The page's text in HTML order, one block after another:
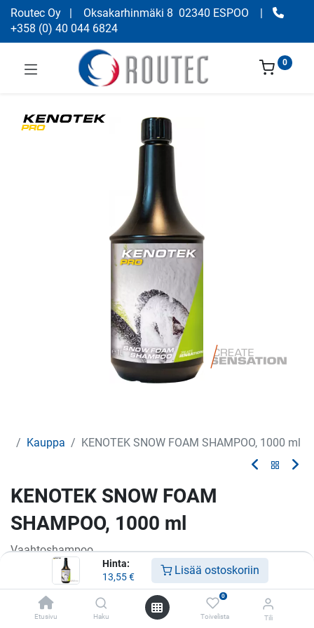
Hinta:
13,55€ Lisää ostoskoriin
Etusivu Haku
0
Toivelista Tili
Routec Oy | Oksakarhinmäki 8 02340 ESPOO
|
+358 (0) 40 044 6824
0
Kauppa KENOTEK SNOW FOAM SHAMPOO, 1000 ml
KENOTEK SNOW FOAM
SHAMPOO, 1000 ml
Vaahtoshampoo
€